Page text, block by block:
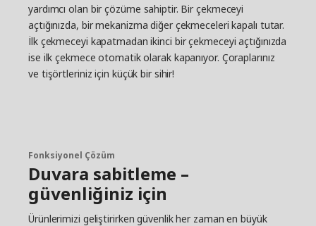
yardımcı olan bir çözüme sahiptir. Bir çekmeceyi
açtığınızda, bir mekanizma diğer çekmeceleri kapalı tutar.
İlk çekmeceyi kapatmadan ikinci bir çekmeceyi açtığınızda
ise ilk çekmece otomatik olarak kapanıyor. Çoraplarınız
ve tişörtleriniz için küçük bir sihir!
Fonksiyonel Çözüm
Duvara sabitleme –
güvenliğiniz için
Ürünlerimizi geliştirirken güvenlik her zaman en büyük